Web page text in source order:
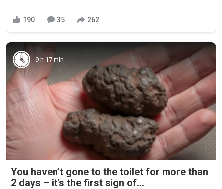
190 35 262
9 h 17 min
You haven’t gone to the toilet for more than
2 days – it's the first sign of...